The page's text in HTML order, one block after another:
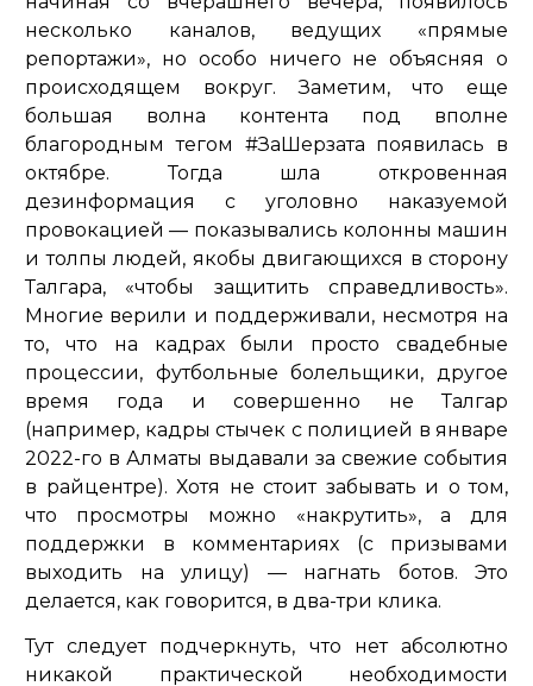
несколько каналов, ведущих «прямые
репортажи», но особо ничего не объясняя о
происходящем вокруг. Заметим, что еще
большая волна контента под вполне
благородным тегом #ЗаШерзата появилась в
октябре. Тогда шла откровенная
дезинформация с уголовно наказуемой
провокацией — показывались колонны машин
и толпы людей, якобы двигающихся в сторону
Талгара, «чтобы защитить справедливость».
Многие верили и поддерживали, несмотря на
то, что на кадрах были просто свадебные
процессии, футбольные болельщики, другое
время года и совершенно не Талгар
(например, кадры стычек с полицией в январе
2022-го в Алматы выдавали за свежие события
в райцентре). Хотя не стоит забывать и о том,
что просмотры можно «накрутить», а для
поддержки в комментариях (с призывами
выходить на улицу) — нагнать ботов. Это
делается, как говорится, в два-три клика.
Тут следует подчеркнуть, что нет абсолютно
никакой практической необходимости